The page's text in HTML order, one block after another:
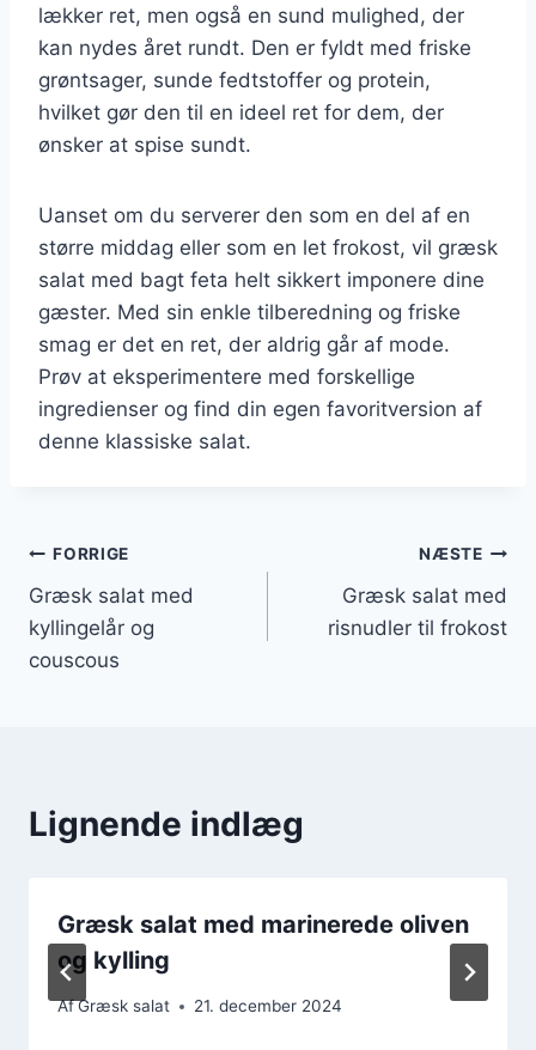
lækker ret, men også en sund mulighed, der
kan nydes året rundt. Den er fyldt med friske
grøntsager, sunde fedtstoffer og protein,
hvilket gør den til en ideel ret for dem, der
ønsker at spise sundt.
Uanset om du serverer den som en del af en
større middag eller som en let frokost, vil græsk
salat med bagt feta helt sikkert imponere dine
gæster. Med sin enkle tilberedning og friske
smag er det en ret, der aldrig går af mode.
Prøv at eksperimentere med forskellige
ingredienser og find din egen favoritversion af
denne klassiske salat.
Indlægsnavigation
FORRIGE
Græsk salat med
kyllingelår og
couscous
NÆSTE
Græsk salat med
risnudler til frokost
Lignende indlæg
Græsk salat med marinerede oliven
og kylling
AfGræsk salat 21. december 2024